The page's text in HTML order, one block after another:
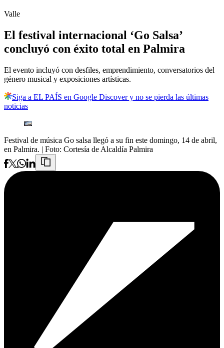
Valle
El festival internacional ‘Go Salsa’
concluyó con éxito total en Palmira
El evento incluyó con desfiles, emprendimiento, conversatorios del
género musical y exposiciones artísticas.
Siga a EL PAÍS en Google Discover y no se pierda las últimas
noticias
Festival de música Go salsa llegó a su fin este domingo, 14 de abril,
en Palmira. | Foto: Cortesía de Alcaldía Palmira